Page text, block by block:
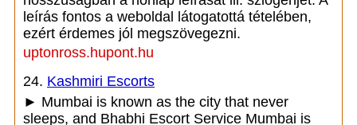
leírás fontos a weboldal látogatottá tételében,
ezért érdemes jól megszövegezni.
uptonross.hupont.hu
24. Kashmiri Escorts
► Mumbai is known as the city that never
sleeps, and Bhabhi Escort Service Mumbai is